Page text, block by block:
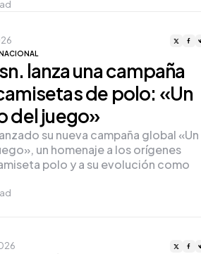
lanza una campaña
de polo: «Un
del juego»
su nueva campaña global «Un
un homenaje a los orígenes
polo y a su evolución como